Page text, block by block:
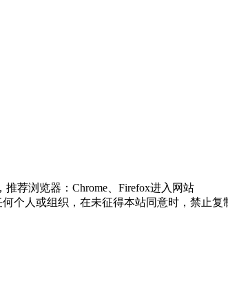
荐浏览器：Chrome、Firefox进入网站
个人或组织，在未征得本站同意时，禁止